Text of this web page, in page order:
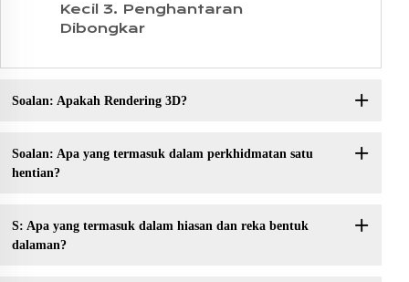
Kecil 3. Penghantaran
Dibongkar
Soalan: Apakah Rendering 3D?
Soalan: Apa yang termasuk dalam perkhidmatan satu
hentian?
S: Apa yang termasuk dalam hiasan dan reka bentuk
dalaman?